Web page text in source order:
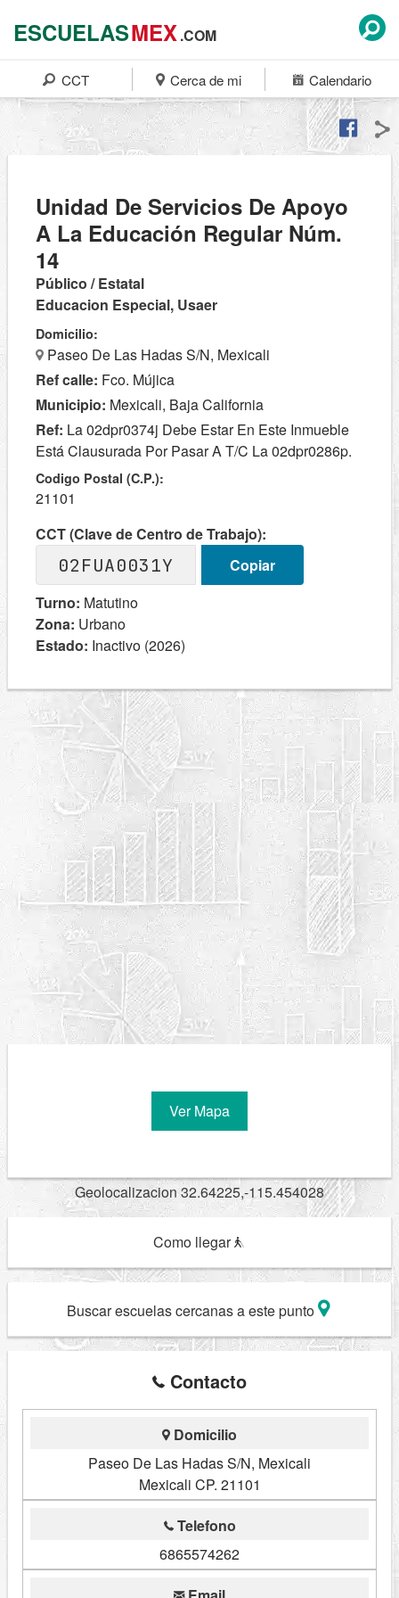
ESCUELASMEX.COM
CCT Cerca de mi Calendario
Unidad De Servicios De Apoyo
A La Educación Regular Núm.
14
Público / Estatal
Educacion Especial, Usaer
Domicilio:
Paseo De Las Hadas S/N, Mexicali
Ref calle: Fco. Mújica
Municipio: Mexicali, Baja California
Ref: La 02dpr0374j Debe Estar En Este Inmueble
Está Clausurada Por Pasar A T/C La 02dpr0286p.
Codigo Postal (C.P.):
21101
CCT (Clave de Centro de Trabajo):
02FUA0031Y
Copiar
Turno: Matutino
Zona: Urbano
Estado: Inactivo (2026)
Ver Mapa
Geolocalizacion 32.64225,-115.454028
Como llegar
Buscar escuelas cercanas a este punto
Contacto
Domicilio
Paseo De Las Hadas S/N, Mexicali
Mexicali CP. 21101
Telefono
6865574262